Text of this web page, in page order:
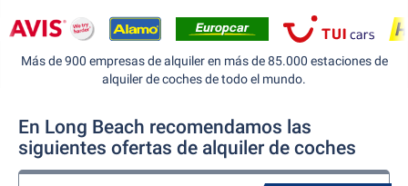
Más de 900 empresas de alquiler en más de 85.000 estaciones de
alquiler de coches de todo el mundo.
En Long Beach recomendamos las
siguientes ofertas de alquiler de coches